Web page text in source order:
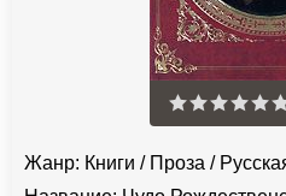
Жанр: Книги / Проза /